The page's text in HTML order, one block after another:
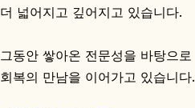
더 넓어지고 깊어지고 있습니다.
그동안 쌓아온 전문성을 바탕으로
회복의 만남을 이어가고 있습니다.